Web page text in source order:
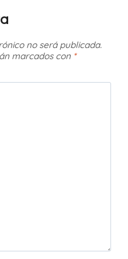
no será publicada.
marcados con *